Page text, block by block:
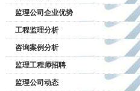
监理公司企业优势
工程监理分析
咨询案例分析
监理工程师招聘
监理公司动态